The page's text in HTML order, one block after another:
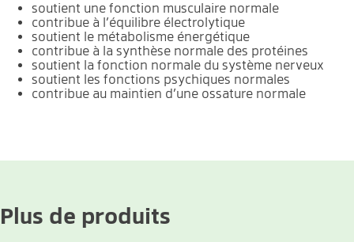
soutient une fonction musculaire normale
contribue à l’équilibre électrolytique
soutient le métabolisme énergétique
contribue à la synthèse normale des protéines
soutient la fonction normale du système nerveux
soutient les fonctions psychiques normales
contribue au maintien d’une ossature normale
Plus de produits